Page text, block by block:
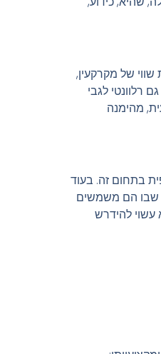
של מקרקעין,
רלוונטי לגבי
מהימנה
בתחום זה. בעוד
שבו הם משמשים
להידרש